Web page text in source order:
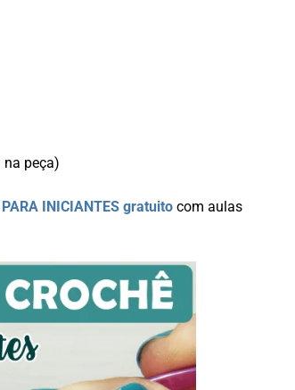
na peça)
PARA INICIANTES gratuito com aulas